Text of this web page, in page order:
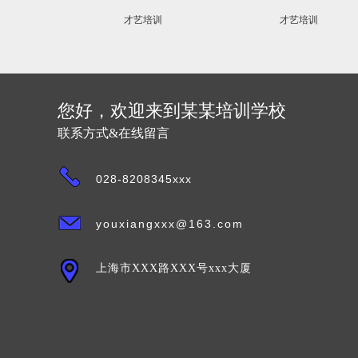
才艺培训 才艺培训
您好，欢迎来到某某培训学校
联系方式&在线留言
028-8208345xxx
youxiangxxx@163.com
上海市XXX路XXX号xxx大厦